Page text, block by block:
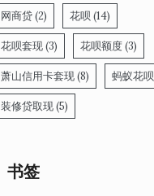
网商贷(2) 花呗 (14)
花呗套现(3) 花呗额度(3)
萧山信用卡套现(8) 蚂蚁花呗
装修贷取现(5)
书签